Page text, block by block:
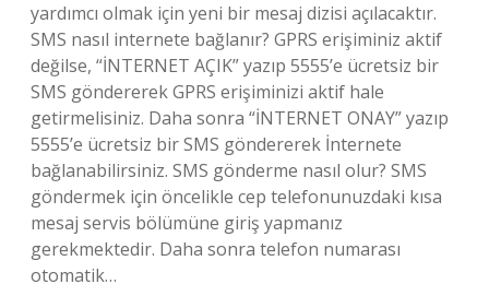
yardımcı olmak için yeni bir mesaj dizisi açılacaktır.
SMS nasıl internete bağlanır? GPRS erişiminiz aktif
değilse, “İNTERNET AÇIK” yazıp 5555’e ücretsiz bir
SMS göndererek GPRS erişiminizi aktif hale
getirmelisiniz. Daha sonra “İNTERNET ONAY” yazıp
5555’e ücretsiz bir SMS göndererek İnternete
bağlanabilirsiniz. SMS gönderme nasıl olur? SMS
göndermek için öncelikle cep telefonunuzdaki kısa
mesaj servis bölümüne giriş yapmanız
gerekmektedir. Daha sonra telefon numarası
otomatik…